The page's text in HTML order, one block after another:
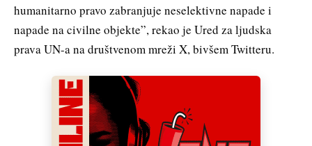
humanitarno pravo zabranjuje neselektivne napade i
napade na civilne objekte”, rekao je Ured za ljudska
prava UN-a na društvenom mreži X, bivšem Twitteru.